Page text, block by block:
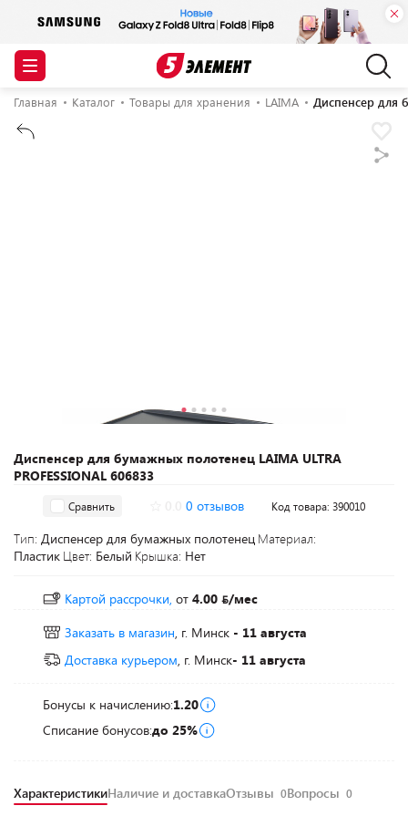
Главная Каталог Товары для хранения LAIMA Диспенсер для
Диспенсер для бумажных полотенец LAIMA ULTRA
PROFESSIONAL 606833
Сравнить 0 отзывов Код товара: 390010
Тип: Диспенсер для бумажных полотенец Материал:
Пластик Цвет: Белый Крышка: Нет
Картой рассрочки, от 4.00
/мес
Заказать в магазин, г. Минск - 11 августа
Доставка курьером, г. Минск- 11 августа
Бонусы к начислению:1.20
Списание бонусов:до 25%
ХарактеристикиНаличие и доставкаОтзывы 0Вопросы 0